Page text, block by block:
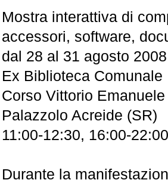
Mostra interattiva di
accessori, software,
dal 28 al 31 agosto 2008
Ex Biblioteca Comunale
Corso Vittorio
Palazzolo Acreide (SR)
11:00-12:30, 16:00-22:00
Durante la